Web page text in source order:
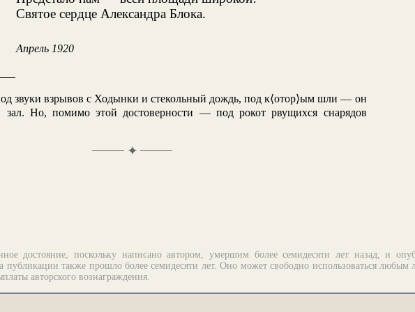
Святое сердце Александра Блока.
Апрель 1920
звуки взрывов с Ходынки и стекольный дождь, под к⟨отор⟩ым шли — он
Но, помимо этой достоверности — под рокот рвущихся снарядов
✦
достояние, поскольку написано автором, умершим более семидесяти лет назад, и
также прошло более семидесяти лет. Оно может свободно использоваться любым
авторского вознаграждения.